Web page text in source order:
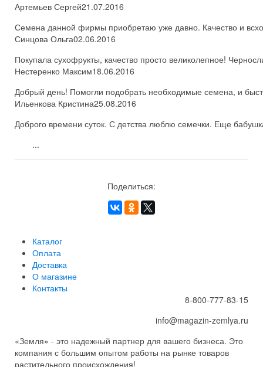
Артемьев Сергей21.07.2016
Семена данной фирмы приобретаю уже давно. Качество и
Синцова Ольга02.06.2016
Покупала сухофрукты, качество просто великолепное!
Нестеренко Максим18.06.2016
Добрый день! Помогли подобрать необходимые семена, и
Ильенкова Кристина25.08.2016
Доброго времени суток. С детства люблю семечки. Еще
...
Поделиться:
Каталог
Оплата
Доставка
О магазине
Контакты
8-800-777-83-15
info@magazin-zemlya.ru
«Земля» - это надежный партнер для вашего бизнеса. Это
компания с большим опытом работы на рынке товаров
растительного происхождения!